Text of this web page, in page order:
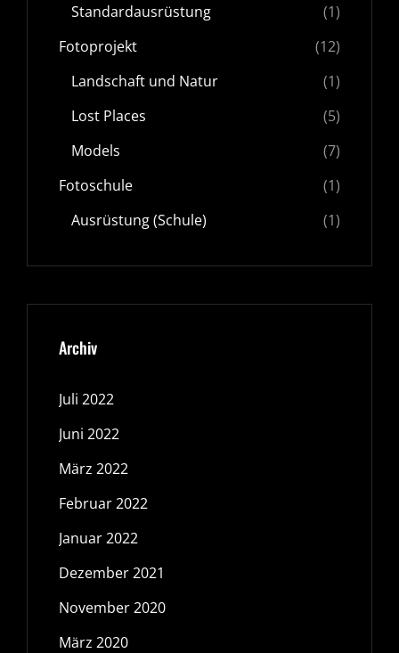
Standardausrüstung
(1)
Fotoprojekt
(12)
Landschaft und Natur
(1)
Lost Places
(5)
Models
(7)
Fotoschule
(1)
Ausrüstung (Schule)
(1)
Archiv
Juli 2022
Juni 2022
März 2022
Februar 2022
Januar 2022
Dezember 2021
November 2020
März 2020